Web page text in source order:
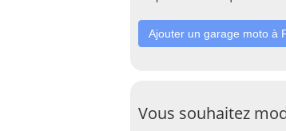
Ajouter un garage moto à
Vous souhaitez